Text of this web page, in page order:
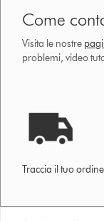
Come
Visita le nostre
problemi, video
Traccia il tuo ordine